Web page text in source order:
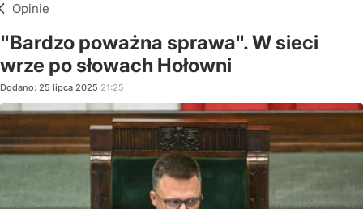
Opinie
"Bardzo poważna sprawa". W sieci
wrze po słowach Hołowni
Dodano: 25 lipca 2025 21:25